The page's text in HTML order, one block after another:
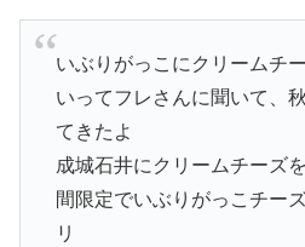
いぶりがっこにクリームチ
いってフレさんに聞いて、
てきたよ
成城石井にクリームチーズ
間限定でいぶりがっこチー
リ